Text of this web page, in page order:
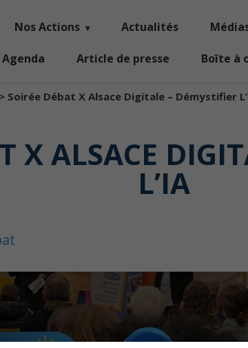
Nos Actions Actualités
Agenda Article de presse Boîte à
> Soirée Débat X Alsace Digitale – Démystifier
X ALSACE
L’IA